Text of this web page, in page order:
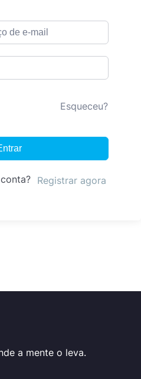
Esqueceu?
Registrar agora
a mente o leva.